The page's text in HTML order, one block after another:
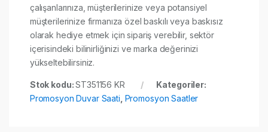
çalışanlarınıza, müşterilerinize veya potansiyel
müşterilerinize firmanıza özel baskılı veya baskısız
olarak hediye etmek için sipariş verebilir, sektör
içerisindeki bilinirliğinizi ve marka değerinizi
yükseltebilirsiniz.
Stok kodu:ST351156 KR
Kategoriler:
Promosyon Duvar Saati Promosyon Saatler